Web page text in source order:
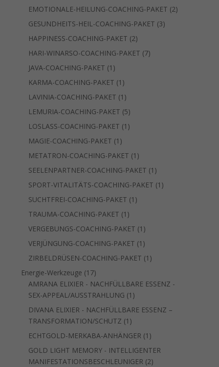
Produkte
EMOTIONALE-HEILUNG-COACHING-PAKET 22
GESUNDHEITS-HEIL-COACHING-PAKET 33
HAPPINESS-COACHING-PAKET 22
Produkte
HARI-WINARSO-COACHING-PAKET 77
JAVA-COACHING-PAKET 1 1
Produkt
KARMA-COACHING-PAKET 1 1
Produkt
LAVINIA-COACHING-PAKET 1 1
Produkt
LEMURIA-COACHING-PAKET 55
Produkte
LOSLASS-COACHING-PAKET 1 1
MAGIE-COACHING-PAKET 1 1
Produkt
METATRON-COACHING-PAKET 1 1
Produkt
SEELENPARTNER-COACHING-PAKET 1 1
Produkt
SPORT-VITALITÄTS-COACHING-PAKET 1 1
SUCHTFREI-COACHING-PAKET 1 1
TRAUMA-COACHING-PAKET 1 1
Produkt
VERGEBUNGS-COACHING-PAKET 1 1
Produkt
VERJÜNGUNG-COACHING-PAKET 1 1
Produkt
ZIRBELDRÜSEN-COACHING-PAKET 1 1
Energie-Werkzeuge 1717
Produkte
AMRANA ELIXIER - NACHFÜLLBARE ESSENZ -
SEX-APPEAL/AUSSTRAHLUNG 1 1
Produkt
DIVANA ELIXIER - NACHFÜLLBARE ESSENZ –
TRANSFORMATION/SCHUTZ 1 1
Produkt
ECHTGOLD-MERKABA-ANHÄNGER 1 1
Produkt
GOLD LIGHT MEMORY - INTELLIGENTER
MANIFESTATIONSBESCHLEUNIGER 22